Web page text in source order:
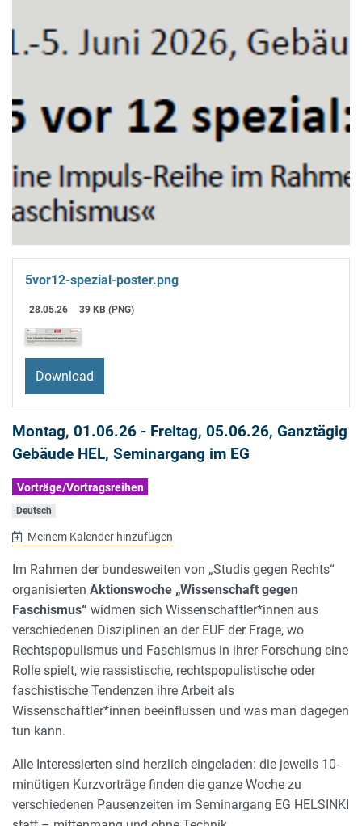
5vor12-spezial-poster.png
28.05.26 39 KB (PNG)
Download
Montag, 01.06.26 - Freitag, 05.06.26, Ganztägig
Gebäude HEL, Seminargang im EG
Vorträge/Vortragsreihen
Deutsch
Meinem Kalender hinzufügen
Im Rahmen der bundesweiten von „Studis gegen Rechts“
organisierten Aktionswoche „Wissenschaft gegen
Faschismus“ widmen sich Wissenschaftler*innen aus
verschiedenen Disziplinen an der EUF der Frage, wo
Rechtspopulismus und Faschismus in ihrer Forschung eine
Rolle spielt, wie rassistische, rechtspopulistische oder
faschistische Tendenzen ihre Arbeit als
Wissenschaftler*innen beeinflussen und was man dagegen
tun kann.
Alle Interessierten sind herzlich eingeladen: die jeweils 10-
minütigen Kurzvorträge finden die ganze Woche zu
verschiedenen Pausenzeiten im Seminargang EG HELSINKI